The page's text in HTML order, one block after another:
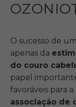
O sucesso de
apenas da
do couro
papel
favoráveis para
associação de